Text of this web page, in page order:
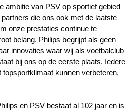
ambitie van PSV op sportief gebied
die ons ook met de laatste
onze prestaties continue te
belang. Philips begrijpt als geen
innovaties waar wij als voetbalclub
bij ons op de eerste plaats. Iedere
kunnen verbeteren,
en PSV bestaat al 102 jaar en is